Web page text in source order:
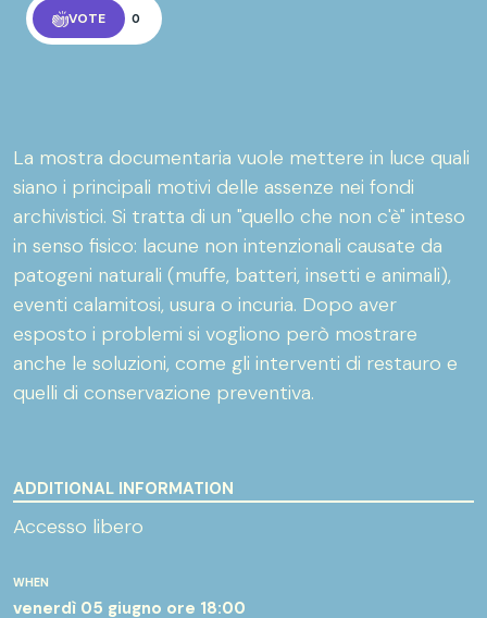
WHEN
venerdì 05 giugno ore 18:00
VOTE 0
La mostra documentaria vuole mettere in luce quali
siano i principali motivi delle assenze nei fondi
archivistici. Si tratta di un "quello che non c'è" inteso
in senso fisico: lacune non intenzionali causate da
patogeni naturali (muffe, batteri, insetti e animali),
eventi calamitosi, usura o incuria. Dopo aver
esposto i problemi si vogliono però mostrare
anche le soluzioni, come gli interventi di restauro e
quelli di conservazione preventiva.
ADDITIONAL INFORMATION
Accesso libero